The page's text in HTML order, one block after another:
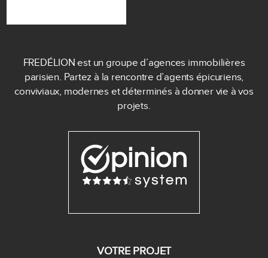
FREDÉLION est un groupe d’agences immobilières
parisien. Partez à la rencontre d’agents épicuriens,
conviviaux, modernes et déterminés à donner vie à vos
projets.
VOTRE PROJET